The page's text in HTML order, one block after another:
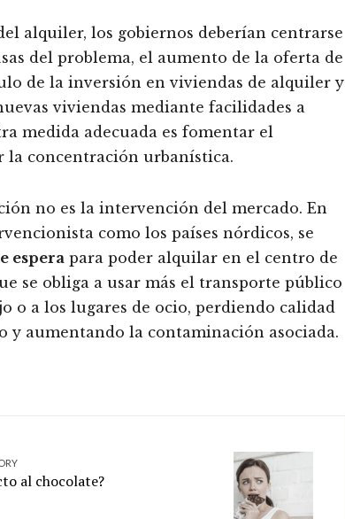
alquiler, los gobiernos deberían centrarse
del problema, el aumento de la oferta de
de la inversión en viviendas de alquiler y
viviendas mediante facilidades a
medida adecuada es fomentar el
la concentración urbanística.
no es la intervención del mercado. En
como los países nórdicos, se
espera para poder alquilar en el centro de
se obliga a usar más el transporte público
o a los lugares de ocio, perdiendo calidad
y aumentando la contaminación asociada.
al chocolate?